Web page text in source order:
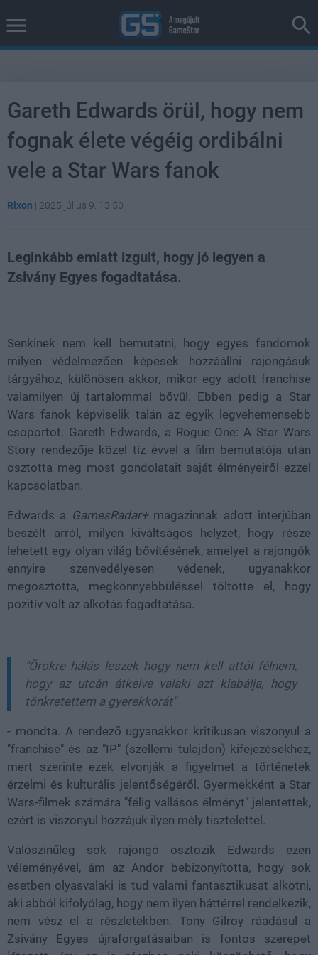
Gareth Edwards örül, hogy nem
fognak élete végéig ordibálni
vele a Star Wars fanok
Rixon | 2025 július 9. 13:50
Leginkább emiatt izgult, hogy jó legyen a
Zsivány Egyes fogadtatása.
Senkinek nem kell bemutatni, hogy egyes fandomok
milyen védelmezően képesek hozzáállni rajongásuk
tárgyához, különösen akkor, mikor egy adott franchise
valamilyen új tartalommal bővül. Ebben pedig a Star
Wars fanok képviselik talán az egyik legvehemensebb
csoportot. Gareth Edwards, a Rogue One: A Star Wars
Story rendezője közel tíz évvel a film bemutatója után
osztotta meg most gondolatait saját élményeiről ezzel
kapcsolatban.
Edwards a GamesRadar+magazinnak adott interjúban
beszélt arról, milyen kiváltságos helyzet, hogy része
lehetett egy olyan világ bővítésének, amelyet a rajongók
ennyire szenvedélyesen védenek, ugyanakkor
megosztotta, megkönnyebbüléssel töltötte el, hogy
pozitív volt az alkotás fogadtatása.
"Örökre hálás leszek hogy nem kell attól félnem,
hogy az utcán átkelve valaki azt kiabálja, hogy
tönkretettem a gyerekkorát"
- mondta. A rendező ugyanakkor kritikusan viszonyul a
"franchise" és az "IP" (szellemi tulajdon) kifejezésekhez,
mert szerinte ezek elvonják a figyelmet a történetek
érzelmi és kulturális jelentőségéről. Gyermekként a Star
Wars-filmek számára "félig vallásos élményt" jelentettek,
ezért is viszonyul hozzájuk ilyen mély tisztelettel.
Valószínűleg sok rajongó osztozik Edwards ezen
véleményével, ám az Andor bebizonyította, hogy sok
esetben olyasvalaki is tud valami fantasztikusat alkotni,
aki abból kifolyólag, hogy nem ilyen háttérrel rendelkezik,
nem vész el a részletekben. Tony Gilroy ráadásul a
Zsivány Egyes újraforgatásaiban is fontos szerepet